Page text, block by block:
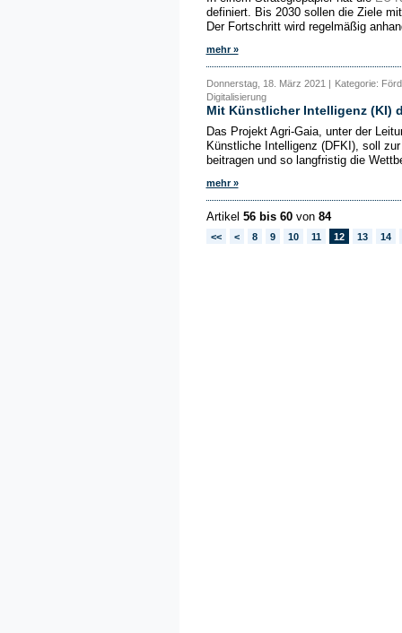
definiert. Bis 2030 sollen die Ziele
Der Fortschritt wird regelmäßig
mehr »
Donnerstag, 18. März 2021 | Kategorie:
Digitalisierung
Mit Künstlicher Intelligenz (KI)
Das Projekt Agri-Gaia, unter der
Künstliche Intelligenz (DFKI), soll
beitragen und so langfristig die
mehr »
Artikel 56 bis 60von 84
<< < 8 9 10 11 12 13 14